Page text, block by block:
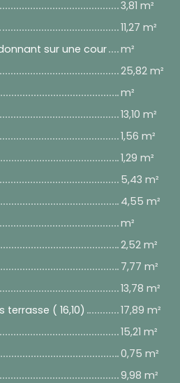
3,81 m²
11,27 m²
sur une cour
m²
25,82 m²
m²
13,10 m²
1,56 m²
1,29 m²
5,43 m²
4,55 m²
m²
2,52 m²
7,77 m²
13,78 m²
( 16,10)
17,89 m²
15,21 m²
0,75 m²
9,98 m²